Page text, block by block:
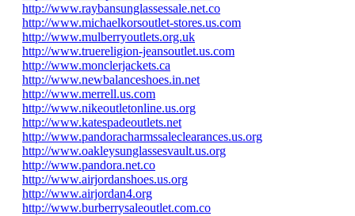
http://www.raybansunglassessale.net.co
http://www.michaelkorsoutlet-stores.us.com
http://www.mulberryoutlets.org.uk
http://www.truereligion-jeansoutlet.us.com
http://www.monclerjackets.ca
http://www.newbalanceshoes.in.net
http://www.merrell.us.com
http://www.nikeoutletonline.us.org
http://www.katespadeoutlets.net
http://www.pandoracharmssaleclearances.us.org
http://www.oakleysunglassesvault.us.org
http://www.pandora.net.co
http://www.airjordanshoes.us.org
http://www.airjordan4.org
http://www.burberrysaleoutlet.com.co